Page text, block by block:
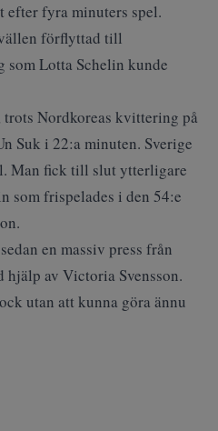
efter fyra minuters spel.
förflyttad till
som Lotta Schelin kunde
trots Nordkoreas kvittering på
Suk i 22:a minuten. Sverige
Man fick till slut ytterligare
som frispelades i den 54:e
en massiv press från
hjälp av Victoria Svensson.
utan att kunna göra ännu